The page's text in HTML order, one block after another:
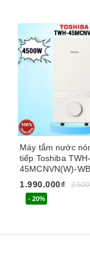
Máy tắm nước
tiếp Toshiba TWH-
45MCNVN(W)-
1.990.000₫
- 20%